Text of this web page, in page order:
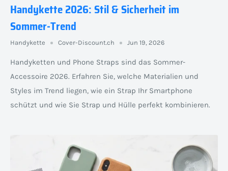
Handykette 2026: Stil & Sicherheit im
Sommer-Trend
Handykette Cover-Discount.ch Jun 19, 2026
Handyketten und Phone Straps sind das Sommer-
Accessoire 2026. Erfahren Sie, welche Materialien und
Styles im Trend liegen, wie ein Strap Ihr Smartphone
schützt und wie Sie Strap und Hülle perfekt kombinieren.